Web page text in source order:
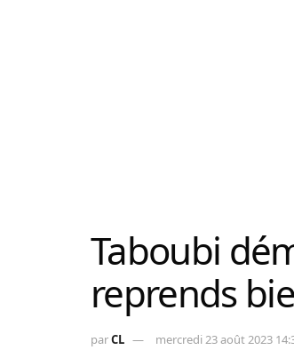
Taboubi
reprends
parCL mercredi 23 août 2023